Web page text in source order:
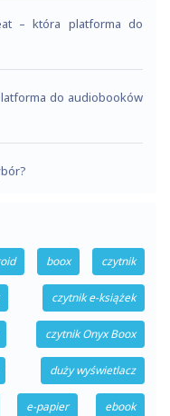
– która platforma do
do audiobooków
boox czytnik
czytnik e-książek
czytnik Onyx Boox
duży wyświetlacz
e-papier ebook